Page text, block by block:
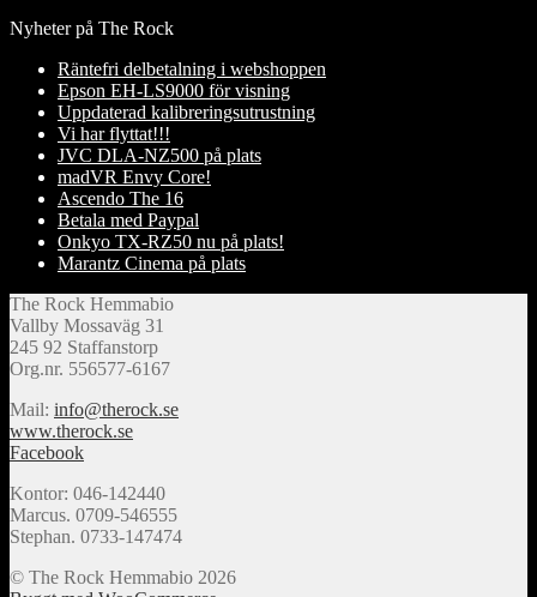
Nyheter på The Rock
Räntefri delbetalning i webshoppen
Epson EH-LS9000 för visning
Uppdaterad kalibreringsutrustning
Vi har flyttat!!!
JVC DLA-NZ500 på plats
madVR Envy Core!
Ascendo The 16
Betala med Paypal
Onkyo TX-RZ50 nu på plats!
Marantz Cinema på plats
The Rock Hemmabio
Vallby Mossaväg 31
245 92 Staffanstorp
Org.nr. 556577-6167
Mail: info@therock.se
www.therock.se
Facebook
Kontor: 046-142440
Marcus. 0709-546555
Stephan. 0733-147474
© The Rock Hemmabio 2026